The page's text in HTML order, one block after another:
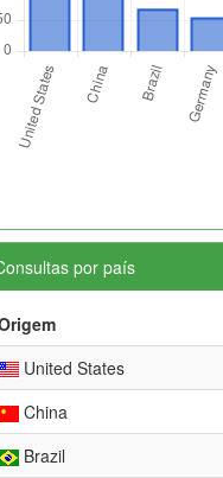
por país
United States
China
Brazil